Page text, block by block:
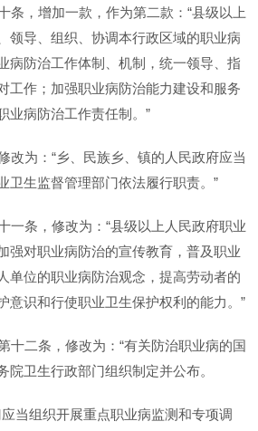
，增加一款，作为第二款：“县级以上
领导、组织、协调本行政区域的职业病
病防治工作体制、机制，统一领导、指
工作；加强职业病防治能力建设和服务
业病防治工作责任制。”
为：“乡、民族乡、镇的人民政府应当
卫生监督管理部门依法履行职责。”
条，修改为：“县级以上人民政府职业
强对职业病防治的宣传教育，普及职业
单位的职业病防治观念，提高劳动者的
意识和行使职业卫生保护权利的能力。”
二条，修改为：“有关防治职业病的国
院卫生行政部门组织制定并公布。
当组织开展重点职业病监测和专项调